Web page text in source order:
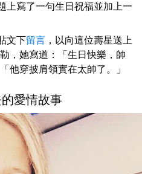
上寫了一句生日祝福並加上一
文下留言 ，以向這位壽星送上
，她寫道：「生日快樂，帥
他穿披肩領實在太帥了。」
愛情故事